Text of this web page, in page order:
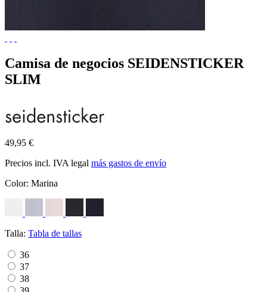
Camisa de negocios SEIDENSTICKER
SLIM
49,95 €
Precios incl. IVA legal más gastos de envío
Color: Marina
Talla: Tabla de tallas
36
37
38